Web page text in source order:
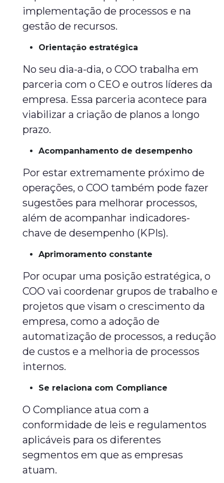
implementação de processos e na
gestão de recursos.
Orientação estratégica
No seu dia-a-dia, o COO trabalha em
parceria com o CEO e outros líderes da
empresa. Essa parceria acontece para
viabilizar a criação de planos a longo
prazo.
Acompanhamento de desempenho
Por estar extremamente próximo de
operações, o COO também pode fazer
sugestões para melhorar processos,
além de acompanhar indicadores-
chave de desempenho (KPIs).
Aprimoramento constante
Por ocupar uma posição estratégica, o
COO vai coordenar grupos de trabalho e
projetos que visam o crescimento da
empresa, como a adoção de
automatização de processos, a redução
de custos e a melhoria de processos
internos.
Se relaciona com Compliance
O Compliance atua com a
conformidade de leis e regulamentos
aplicáveis para os diferentes
segmentos em que as empresas
atuam.